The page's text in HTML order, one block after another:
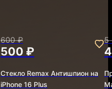
600 ₽
500 ₽
Стекло Remax Антишпион на
iPhone 16 Plus
5